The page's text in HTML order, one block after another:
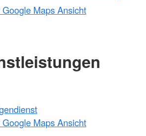
Maps Ansicht
Maps Ansicht